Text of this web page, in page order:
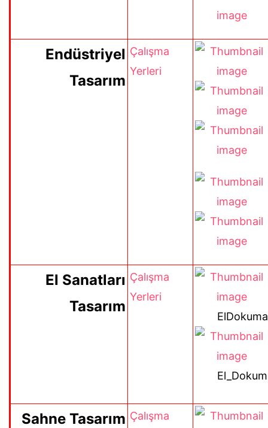
Endüstriyel
Tasarım
Çalışma
Yerleri
El Sanatları
Tasarım
Çalışma
Yerleri
Sahne Tasarım Çalışma